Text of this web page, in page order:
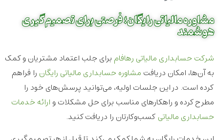
مشاوره مالیاتی رایگان؛ فرصتی برای تصمیم‌گیری
هوشمند
شرکت حسابداری مالیاتی رهافام برای جلب اعتماد مشتریان و کمک
به آن‌ها، امکان دریافت مشاوره حسابداری مالیاتی رایگان را فراهم
کرده است. در این جلسات اولیه، می‌توانید پرسش‌های خود را
مطرح کرده و راهکارهای مناسب برای حل مشکلات وارائه خدمات
حسابداری مالیاتی کسب‌وکارتان را دریافت کنید.